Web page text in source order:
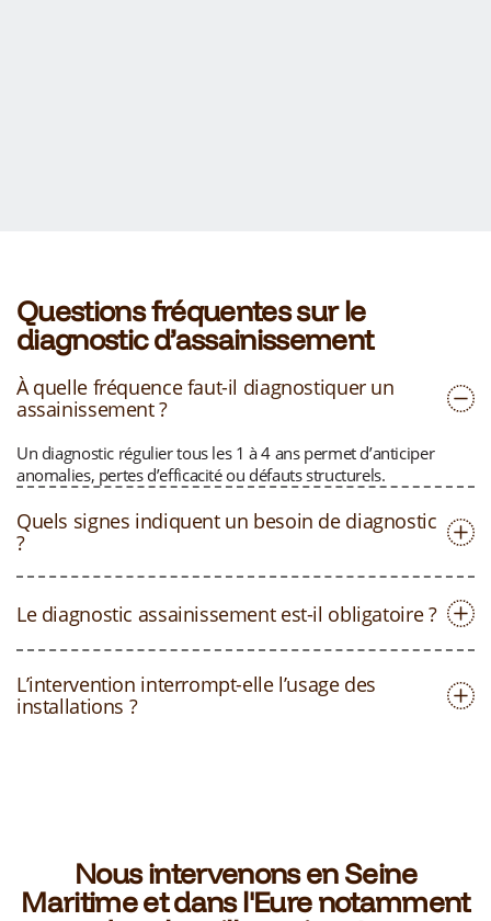
Questions fréquentes sur le
diagnostic d’assainissement
À quelle fréquence faut-il diagnostiquer un
assainissement ?
Un diagnostic régulier tous les 1 à 4 ans permet d’anticiper
anomalies, pertes d’efficacité ou défauts structurels.
Quels signes indiquent un besoin de diagnostic
?
Le diagnostic assainissement est-il obligatoire ?
L’intervention interrompt-elle l’usage des
installations ?
Nous intervenons en Seine
Maritime et dans l'Eure notamment